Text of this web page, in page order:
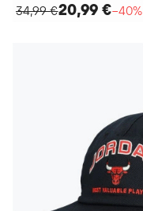
34,99 €20,99 €−40%